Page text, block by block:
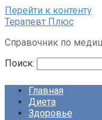
Перейти к контенту
Терапевт Плюс
Справочник по
Поиск:
Главная
Диета
Здоровье